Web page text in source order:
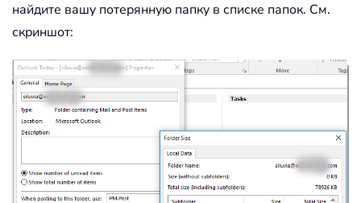
найдите вашу потерянную папку в списке папок. См.
скриншот: